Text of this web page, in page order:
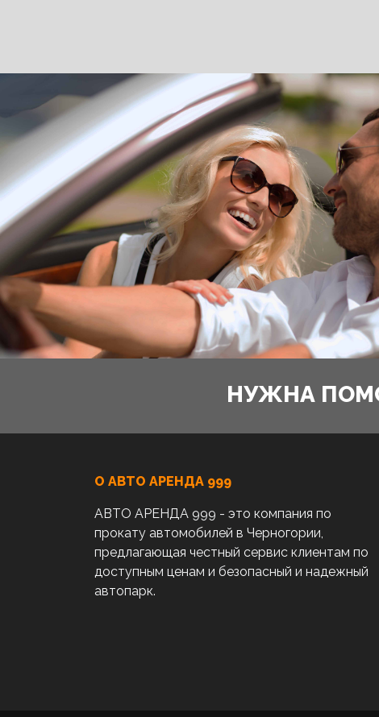
НУЖНА
О АВТО AРЕНДА 999
АВТО АРЕНДА 999 - это компания по
прокату автомобилей в Черногории,
предлагающая честный сервис клиентам по
доступным ценам и безопасный и надежный
автопарк.